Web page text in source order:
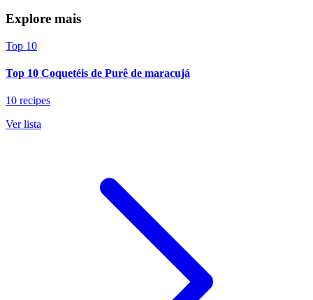
Explore mais
Top 10
Top 10 Coquetéis de Purê de maracujá
10 recipes
Ver lista